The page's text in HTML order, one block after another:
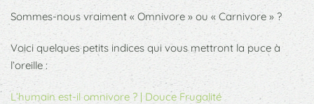
Sommes-nous vraiment « Omnivore » ou « Carnivore » ?
Voici quelques petits indices qui vous mettront la puce à
l’oreille :
L’humain est-il omnivore ? | Douce Frugalité